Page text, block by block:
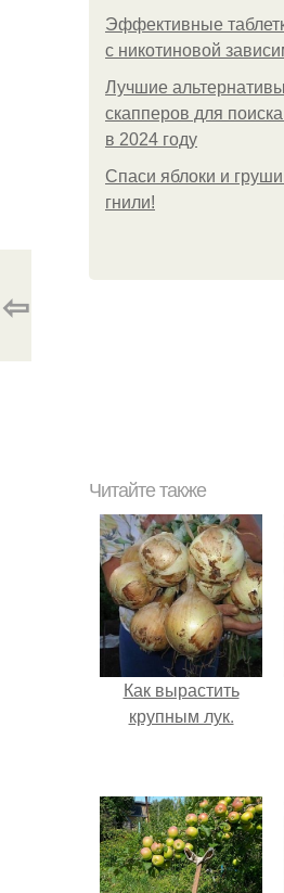
Эффективные
с никотиновой
Лучшие
скапперов для
в 2024 году
Спаси яблоки и
гнили!
⇦
Читайте также
Как вырастить
крупным лук.